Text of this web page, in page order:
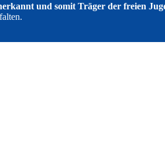
und somit Träger der freien